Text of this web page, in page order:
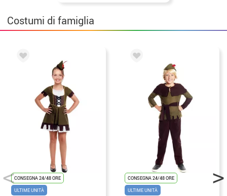
Costumi di famiglia
CONSEGNA 24/48 ORE
ULTIME UNITÀ
CONSEGNA 24/48 ORE
ULTIME UNITÀ